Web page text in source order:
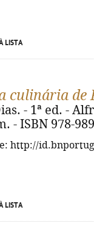
LISTA
culinária de
- 1ª ed. -
- ISBN 978-
http://
LISTA